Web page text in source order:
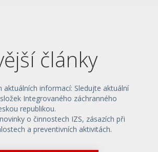
články
aktuálních informací: Sledujte aktuální
Integrovaného záchranného
republikou.
o činnostech IZS, zásazích při
a preventivních aktivitách.